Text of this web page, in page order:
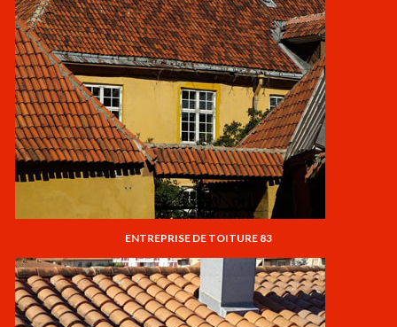
ENTREPRISE DE TOITURE 83